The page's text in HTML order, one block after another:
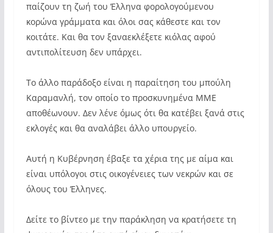
παίζουν τη ζωή του Έλληνα φορολογούμενου
κορώνα γράμματα και όλοι σας κάθεστε και τον
κοιτάτε. Και θα τον ξαναεκλέξετε κιόλας αφού
αντιπολίτευση δεν υπάρχει.
Το άλλο παράδοξο είναι η παραίτηση του μπούλη
Καραμανλή, τον οποίο το προσκυνημένα ΜΜΕ
αποθέωνουν. Δεν λένε όμως ότι θα κατέβει ξανά στις
εκλογές και θα αναλάβει άλλο υπουργείο.
Αυτή η Κυβέρνηση έβαξε τα χέρια της με αίμα και
είναι υπόλογοι στις οικογένειες των νεκρών και σε
όλους του Έλληνες.
Δείτε το βίντεο με την παράκληση να κρατήσετε τη